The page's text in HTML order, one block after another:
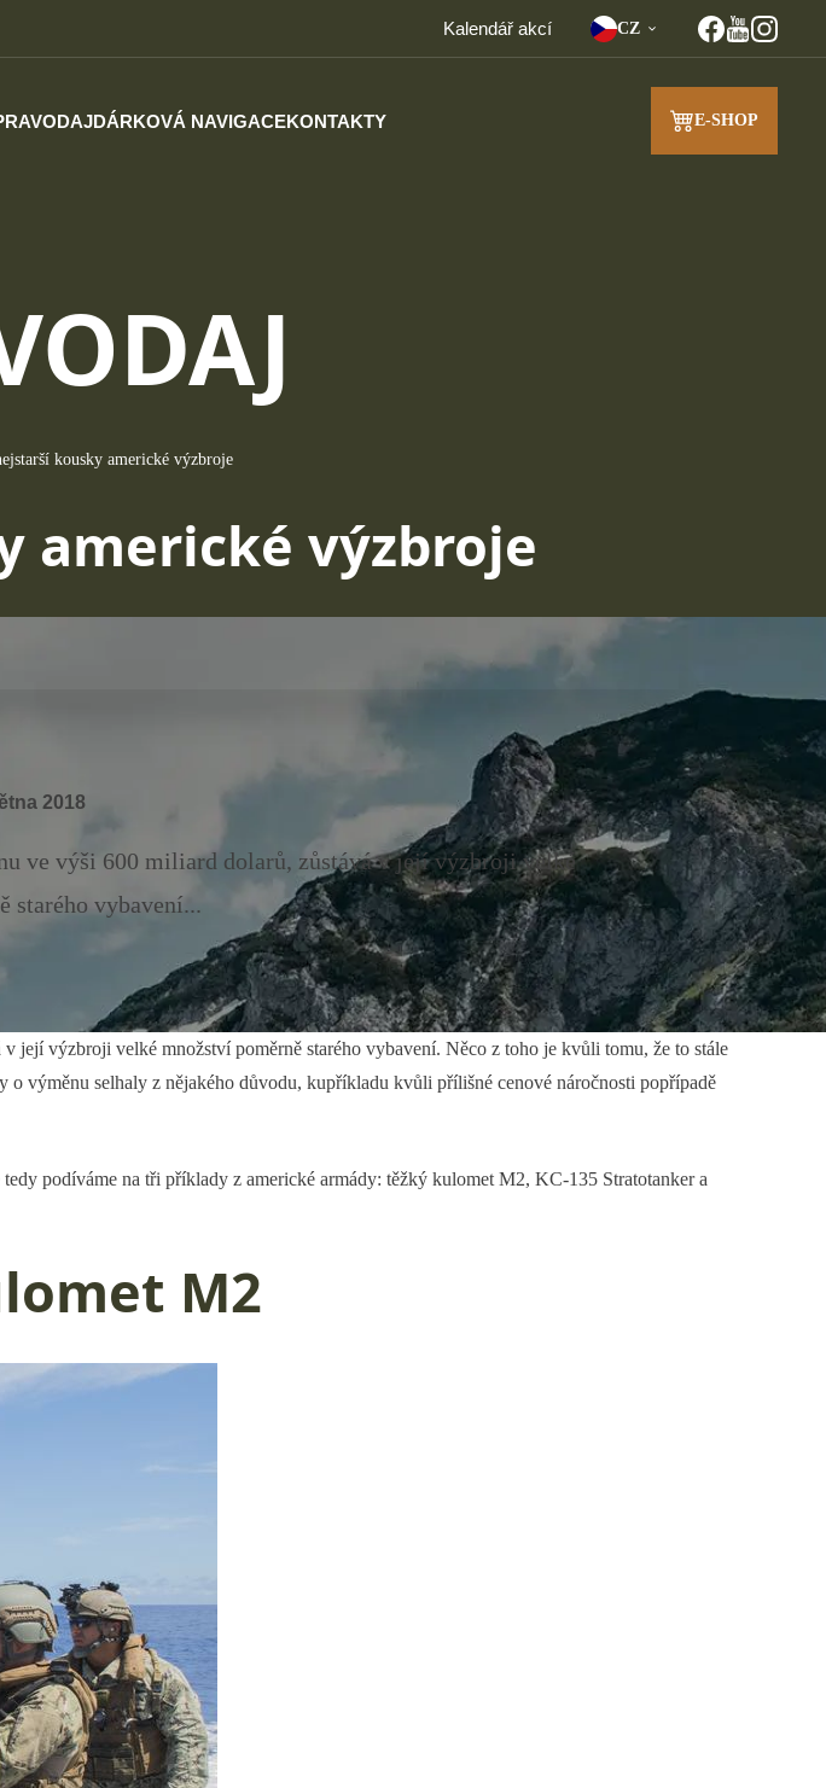
Kalendář akcí CZ
DÁRKOVÁ NAVIGACEKONTAKTY E-SHOP
kousky americké výzbroje
americké výzbroje
2018
ve výši 600 miliard dolarů, zůstává v její výzbroji velké
starého vybavení...
její výzbroji velké množství poměrně starého vybavení. Něco z toho je kvůli tomu, že to stále
výměnu selhaly z nějakého důvodu, kupříkladu kvůli přílišné cenové náročnosti popřípadě
podíváme na tři příklady z americké armády: těžký kulomet M2, KC-135 Stratotanker a
M2